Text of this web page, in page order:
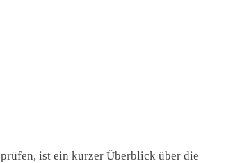
prüfen, ist ein kurzer Überblick über die